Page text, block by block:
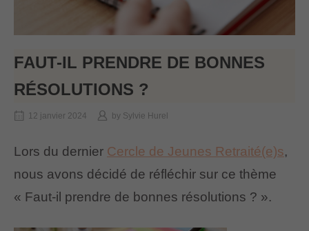
FAUT-IL PRENDRE DE BONNES
RÉSOLUTIONS ?
12 janvier 2024 by Sylvie Hurel
Lors du dernier Cercle de Jeunes Retraité(e)s,
nous avons décidé de réfléchir sur ce thème
« Faut-il prendre de bonnes résolutions ? ».